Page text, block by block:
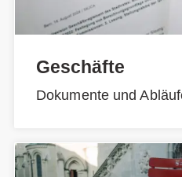
Geschäfte
Dokumente und